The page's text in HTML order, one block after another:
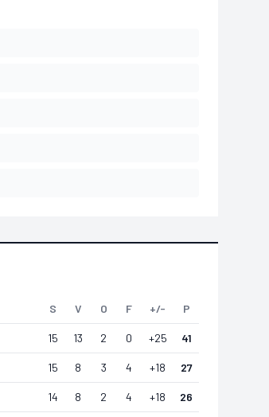
S V O F +/- P
15 13 2 0 +25 41
15 8 3 4 +18 27
14 8 2 4 +18 26